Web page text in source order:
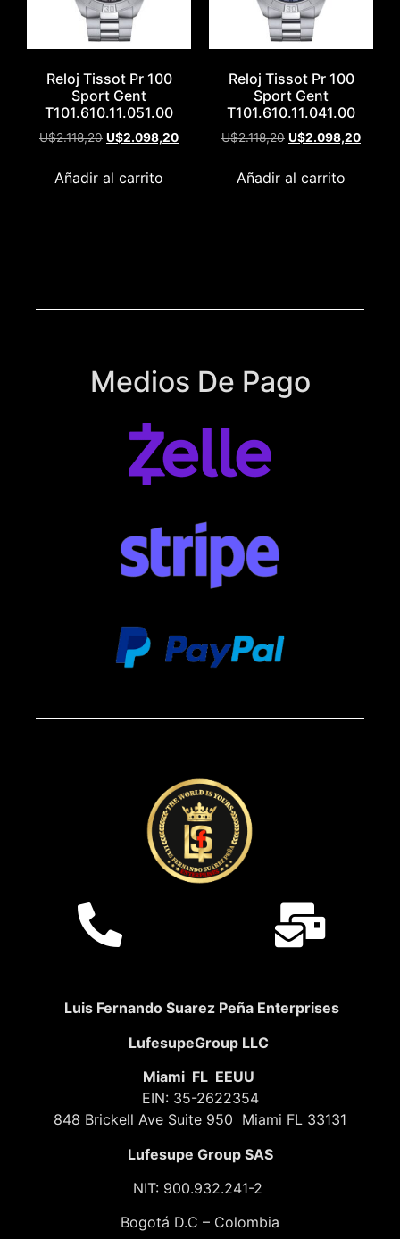
Reloj Tissot Pr 100
Sport Gent
T101.610.11.051.00
U$2.118,20 U$2.098,20
Añadir al carrito
Reloj Tissot Pr 100
Sport Gent
T101.610.11.041.00
U$2.118,20 U$2.098,20
Añadir al carrito
Medios De Pago
Luis Fernando Suarez Peña Enterprises
LufesupeGroup LLC
Miami FL EEUU
EIN: 35-2622354
848 Brickell Ave Suite 950 Miami FL 33131
Lufesupe Group SAS
NIT: 900.932.241-2
Bogotá D.C – Colombia